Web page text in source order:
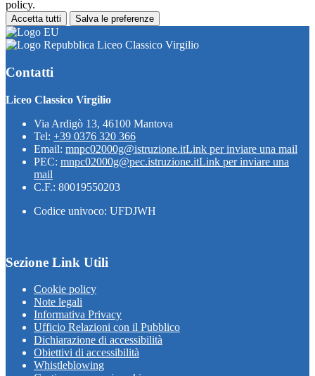
policy.
Accetta tutti Salva le preferenze
Liceo Classico Virgilio
Contatti
Liceo Classico Virgilio
Via Ardigò 13, 46100 Mantova
Tel: +39 0376 320 366
Email: mnpc02000g@istruzione.itLink per inviare una mail
PEC: mnpc02000g@pec.istruzione.itLink per inviare una
mail
C.F.: 80019550203
Codice univoco: UFDJWH
Sezione Link Utili
Cookie policy
Note legali
Informativa Privacy
Ufficio Relazioni con il Pubblico
Dichiarazione di accessibilità
Obiettivi di accessibilità
Whistleblowing